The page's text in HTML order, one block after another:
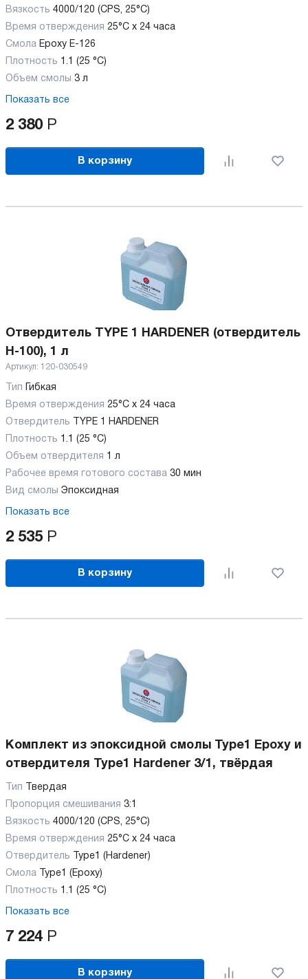
Вязкость 4000/120 (CPS, 25°C)
Время отверждения 25°C x 24 часа
Смола Epoxy E-126
Плотность 1.1 (25 °C)
Объем смолы 3 л
Показать все
2 380 Р
В корзину
Отвердитель TYPE 1 HARDENER (отвердитель
H-100), 1 л
Артикул: 120-030549
Тип
Гибкая
Время отверждения 25°C x 24 часа
Отвердитель
TYPE 1 HARDENER
Плотность 1.1 (25 °C)
Объем отвердителя 1 л
Рабочее время готового состава 30 мин
Вид смолы Эпоксидная
Показать все
2 535 Р
В корзину
Комплект из эпоксидной смолы Type1 Epoxy и
отвердителя Type1 Hardener 3/1, твёрдая
Тип
Твердая
Пропорция смешивания 3:1
Вязкость 4000/120 (CPS, 25°C)
Время отверждения 25°C x 24 часа
Отвердитель
Type1 (Hardener)
Смола
Type1 (Epoxy)
Плотность 1.1 (25 °C)
Показать все
7 224 Р
В корзину